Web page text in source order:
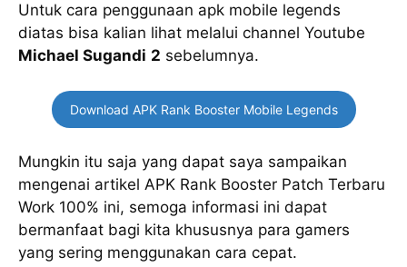
Untuk cara penggunaan apk mobile legends
diatas bisa kalian lihat melalui channel Youtube
Michael Sugandi 2 sebelumnya.
Download APK Rank Booster Mobile Legends
Mungkin itu saja yang dapat saya sampaikan
mengenai artikel APK Rank Booster Patch Terbaru
Work 100% ini, semoga informasi ini dapat
bermanfaat bagi kita khususnya para gamers
yang sering menggunakan cara cepat.